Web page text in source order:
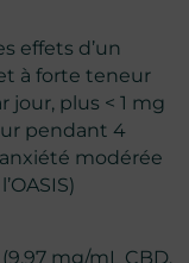
effets d’un
à forte teneur
jour, plus < 1 mg
pendant 4
modérée
mg/mL CBD,